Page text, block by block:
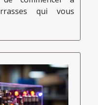
qui vous